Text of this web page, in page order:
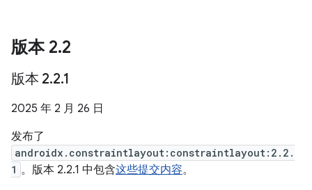
版本 2.2
版本 2.2.1
2025 年 2 月 26 日
发布了
androidx.constraintlayout:constraintlayout:2.2.
1 。版本 2.2.1 中包含这些提交内容。